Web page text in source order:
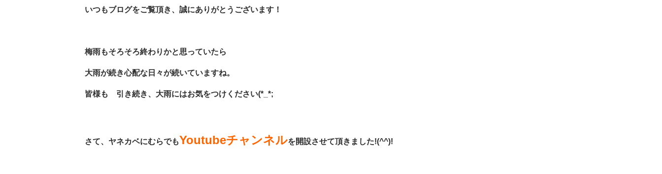
いつもブログをご覧頂き、誠にありがとうございます！
梅雨もそろそろ終わりかと思っていたら
大雨が続き心配な日々が続いていますね。
皆様も 引き続き、大雨にはお気をつけください(*_*;
さて、ヤネカベにむらでもYoutubeチャンネルを開設させて頂きました!(^^)!